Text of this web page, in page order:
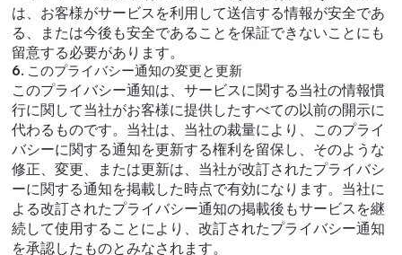
は、お客様がサービスを利用して送信する情報が安全であ
る、または今後も安全であることを保証できないことにも
留意する必要があります。
6. このプライバシー通知の変更と更新
このプライバシー通知は、サービスに関する当社の情報慣
行に関して当社がお客様に提供したすべての以前の開示に
代わるものです。当社は、当社の裁量により、このプライ
バシーに関する通知を更新する権利を留保し、そのような
修正、変更、または更新は、当社が改訂されたプライバシ
ーに関する通知を掲載した時点で有効になります。当社に
よる改訂されたプライバシー通知の掲載後もサービスを継
続して使用することにより、改訂されたプライバシー通知
を承認したものとみなされます。